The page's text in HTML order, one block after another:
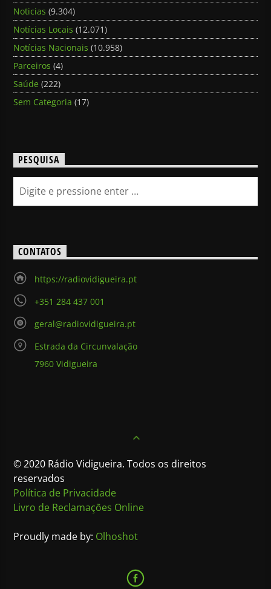
Noticias (9.304)
Notícias Locais (12.071)
Notícias Nacionais (10.958)
Parceiros (4)
Saúde (222)
Sem Categoria (17)
PESQUISA
CONTATOS
https://radiovidigueira.pt
+351 284 437 001
geral@radiovidigueira.pt
Estrada da Circunvalação
7960 Vidigueira
© 2020 Rádio Vidigueira. Todos os direitos
reservados
Política de Privacidade
Livro de Reclamações Online
Proudly made by: Olhoshot